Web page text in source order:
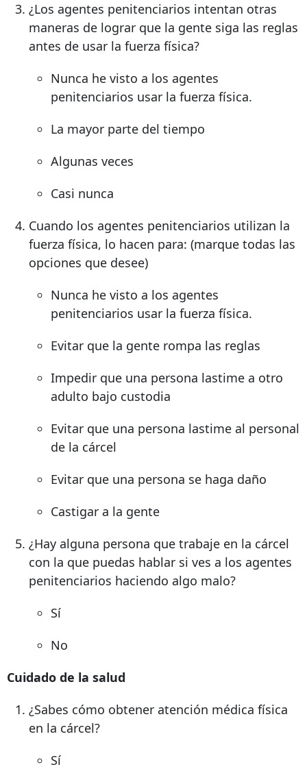
¿Los agentes penitenciarios intentan otras
maneras de lograr que la gente siga las reglas
antes de usar la fuerza física?
Nunca he visto a los agentes
penitenciarios usar la fuerza física.
La mayor parte del tiempo
Algunas veces
Casi nunca
Cuando los agentes penitenciarios utilizan la
fuerza física, lo hacen para: (marque todas las
opciones que desee)
Nunca he visto a los agentes
penitenciarios usar la fuerza física.
Evitar que la gente rompa las reglas
Impedir que una persona lastime a otro
adulto bajo custodia
Evitar que una persona lastime al personal
de la cárcel
Evitar que una persona se haga daño
Castigar a la gente
¿Hay alguna persona que trabaje en la cárcel
con la que puedas hablar si ves a los agentes
penitenciarios haciendo algo malo?
Sí
No
Cuidado de la salud
¿Sabes cómo obtener atención médica física
en la cárcel?
Sí